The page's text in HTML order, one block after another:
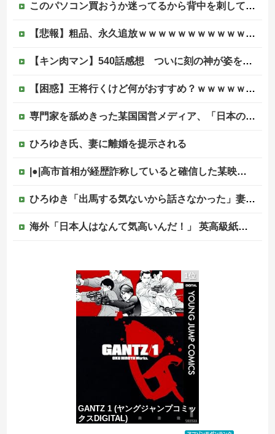
このパソコン買おうか迷ってるから背中を刺してくれｗｗｗ
【悲報】粗品、永久追放ｗｗｗｗｗｗｗｗｗｗｗｗｗｗｗ（証拠あり）
【キン肉マン】540話感想 ついに刻の神が姿を現す！そしてピノという謎の女超人？も登場
【困惑】王将行くけど何がおすすめ？ｗｗｗｗｗｗｗｗｗｗ他
専門家を舐めきった某国国営メディア、「日本の反撃能力が地域を不安定化させている」というストーリーで番組制作を進めようとするも……
ひろゆき氏、妻に離婚を提示される
|●|高市首相が経歴詐称していると確信した某映画評論家、「上級公務員試験に合格とは書いてないんですが…」とツッコミを受けまくり……
ひろゆき「出馬する気ないから話さなかった」妻「それでも不誠実だろ」→離婚協議へｗｗｗｗｗ
海外「日本人はなんて気高いんだ！」 英高級紙も驚愕した極限の中の日本人の姿に世界が衝撃
後輩記者に歩道橋近くで呼び止められた元毎日新聞記者、「元毎日と名乗ってSNSで活動するな」と要求されてしまい……
PTA会長「PTA参加拒否した親へ最終警告。こうなってもいい？」
中国の海水浴場の映像があまりにも・・・
1位
GANTZ 1 (ヤングジャンプコミッ
クスDIGITAL)